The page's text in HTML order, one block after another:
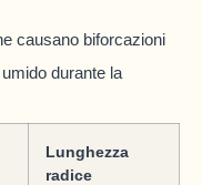
causano biforcazioni
durante la
Lunghezza
radice